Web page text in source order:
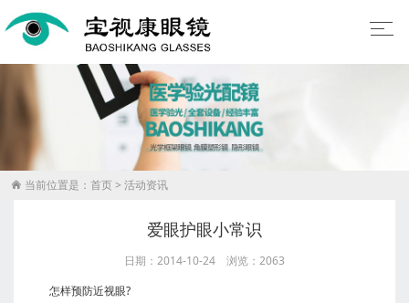
 当前位置是： 首页> 活动资讯
爱眼护眼小常识
日期：2014-10-24 浏览：2063
怎样预防近视眼?